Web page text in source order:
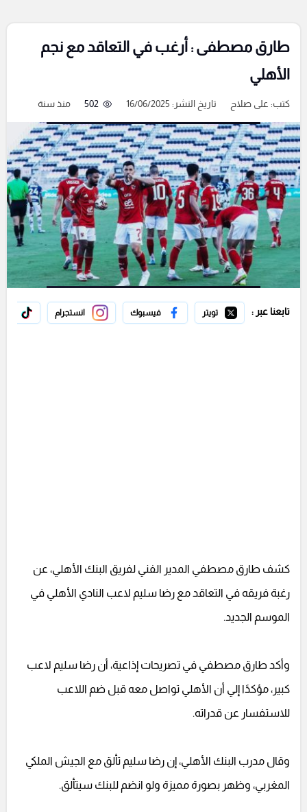
طارق مصطفى : أرغب في التعاقد مع نجم
الأهلي
كتب: على صلاح تاريخ النشر: 16/06/2025 502 منذ سنة
تابعنا عبر : تويتر فيسبوك انستجرام
كشف طارق مصطفي المدير الفني لفريق البنك الأهلي، عن
رغبة فريقه في التعاقد مع رضا سليم لاعب النادي الأهلي في
الموسم الجديد.
وأكد طارق مصطفي في تصريحات إذاعية، أن رضا سليم لاعب
كبير، مؤكدًا إلي أن الأهلي تواصل معه قبل ضم اللاعب
للاستفسار عن قدراته.
وقال مدرب البنك الأهلي، إن رضا سليم تألق مع الجيش الملكي
المغربي، وظهر بصورة مميزة ولو انضم للبنك سيتألق.